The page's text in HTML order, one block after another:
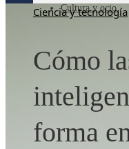
Cultura y ocio
Ciencia y tecnología
Cómo
forma